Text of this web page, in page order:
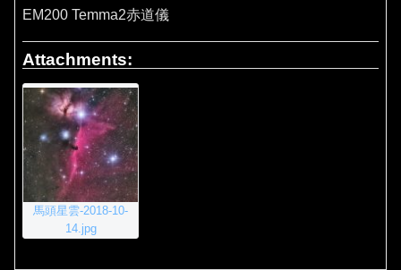
EM200 Temma2赤道儀
Attachments:
馬頭星雲-2018-10-
14.jpg